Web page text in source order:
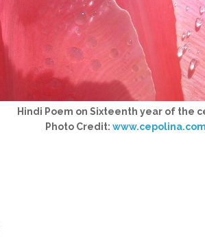
Hindi Poem on Sixteenth year of the
Photo Credit: www.cepolina.com